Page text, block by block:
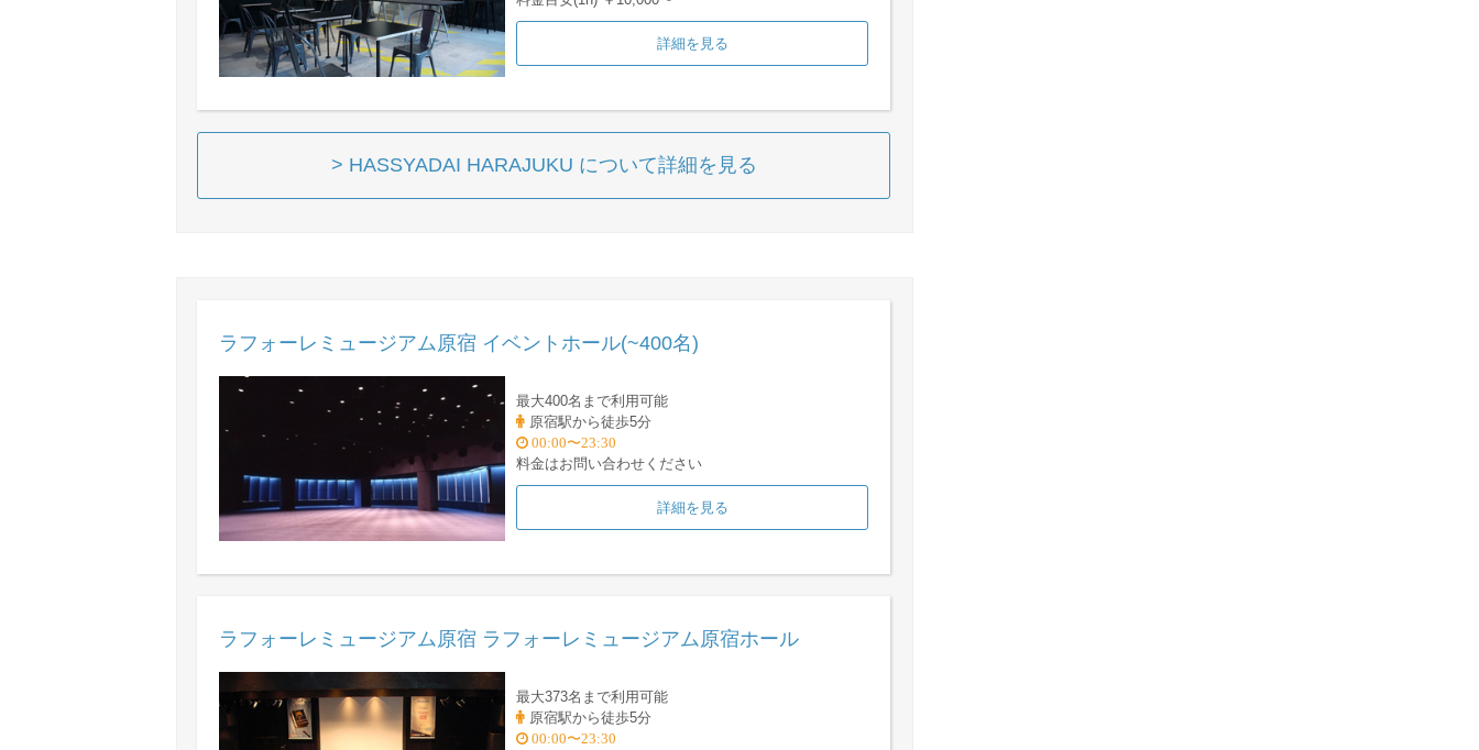
詳細を見る
> HASSYADAI HARAJUKU について詳細を見る
ラフォーレミュージアム原宿 イベントホール(~400名)
最大400名まで利用可能
原宿駅から徒歩5分
00:00〜23:30
料金はお問い合わせください
詳細を見る
ラフォーレミュージアム原宿 ラフォーレミュージアム原宿ホール
最大373名まで利用可能
原宿駅から徒歩5分
00:00〜23:30